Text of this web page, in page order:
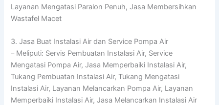
Layanan Mengatasi Paralon Penuh, Jasa Membersihkan
Wastafel Macet
3. Jasa Buat Instalasi Air dan Service Pompa Air
– Meliputi: Servis Pembuatan Instalasi Air, Service
Mengatasi Pompa Air, Jasa Memperbaiki Instalasi Air,
Tukang Pembuatan Instalasi Air, Tukang Mengatasi
Instalasi Air, Layanan Melancarkan Pompa Air, Layanan
Memperbaiki Instalasi Air, Jasa Melancarkan Instalasi Air